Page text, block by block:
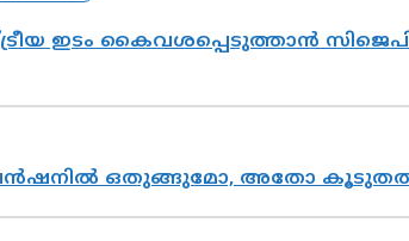
ഇടം കൈവശപ്പെടുത്താൻ
ഒതുങ്ങുമോ, അതോ കൂടുതൽ